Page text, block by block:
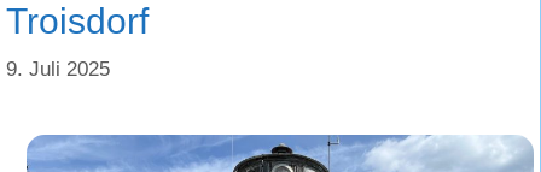
Troisdorf
9. Juli 2025